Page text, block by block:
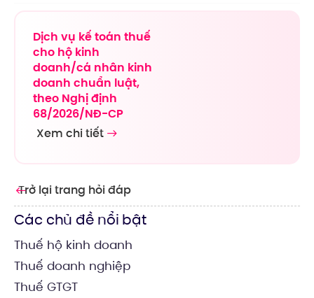
Trở lại trang hỏi đáp
Các chủ đề nổi bật
Thuế hộ kinh doanh
Thuế doanh nghiệp
Thuế GTGT
Dịch vụ kế toán thuế
cho hộ kinh
doanh/cá nhân kinh
doanh chuẩn luật,
theo Nghị định
68/2026/NĐ-CP
Xem chi tiết